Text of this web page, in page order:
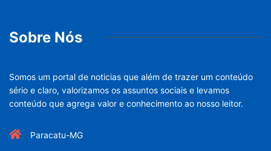
Sobre Nós
Somos um portal de noticias que além de trazer um conteúdo
sério e claro, valorizamos os assuntos sociais e levamos
conteúdo que agrega valor e conhecimento ao nosso leitor.
Paracatu-MG